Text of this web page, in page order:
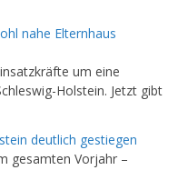
nahe Elternhaus
um eine
Holstein. Jetzt gibt
deutlich gestiegen
gesamten Vorjahr –